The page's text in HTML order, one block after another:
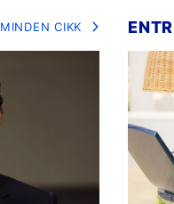
MINDEN CIKK ENTR